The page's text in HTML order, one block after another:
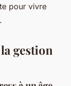
pour vivre
gestion